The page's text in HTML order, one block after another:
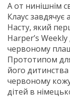
А от нинішнім
Клаус
Насту, який
Harper’s
червоному
Прототипом
його
червоному
дітей в